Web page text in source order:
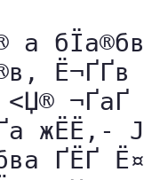
а
Ё¬ҐҐв
жЁЁ,-
­Ґ­ЁҐ